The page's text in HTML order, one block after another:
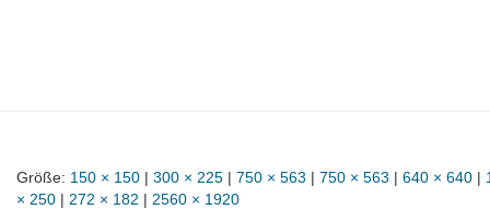
Größe: 150 × 150 | 300 × 225 | 750 × 563 | 750 × 563 | 640 × 640 |
× 250 | 272 × 182 | 2560 × 1920